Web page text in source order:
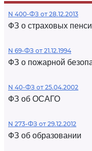
N 400-ФЗ от 28.12.2013
ФЗ о страховых
N 69-ФЗ от 21.12.1994
ФЗ о пожарной
N 40-ФЗ от 25.04.2002
ФЗ об ОСАГО
N 273-ФЗ от 29.12.2012
ФЗ об образовании